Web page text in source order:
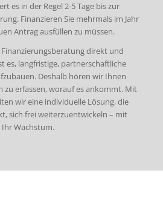
es in der Regel 2-5 Tage bis zur
Finanzieren Sie mehrmals im Jahr
Antrag ausfüllen zu müssen.
direkt und
es, langfristige, partnerschaftliche
Deshalb hören wir Ihnen
zu erfassen, worauf es ankommt. Mit
wir eine individuelle Lösung, die
sich frei weiterzuentwickeln – mit
Wachstum.